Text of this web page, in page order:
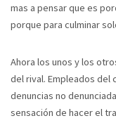
mas a pensar que es
porque para culminar
Ahora los unos y los
del rival. Empleados del
denuncias no
sensación de hacer el